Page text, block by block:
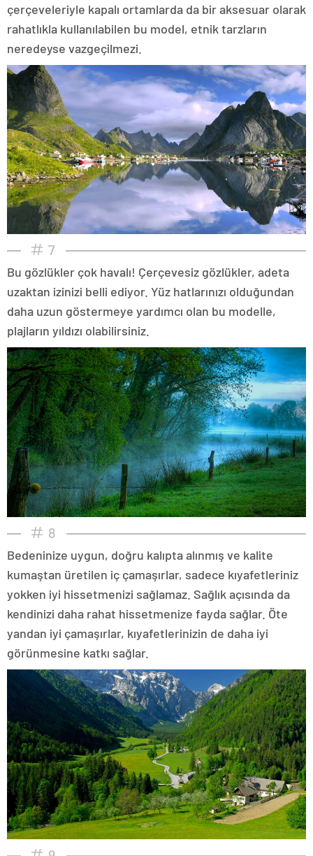
çerçeveleriyle kapalı ortamlarda da bir aksesuar olarak
rahatlıkla kullanılabilen bu model, etnik tarzların
neredeyse vazgeçilmezi.
7
Bu gözlükler çok havalı! Çerçevesiz gözlükler, adeta
uzaktan izinizi belli ediyor. Yüz hatlarınızı olduğundan
daha uzun göstermeye yardımcı olan bu modelle,
plajların yıldızı olabilirsiniz.
8
Bedeninize uygun, doğru kalıpta alınmış ve kalite
kumaştan üretilen iç çamaşırlar, sadece kıyafetleriniz
yokken iyi hissetmenizi sağlamaz. Sağlık açısında da
kendinizi daha rahat hissetmenize fayda sağlar. Öte
yandan iyi çamaşırlar, kıyafetlerinizin de daha iyi
görünmesine katkı sağlar.